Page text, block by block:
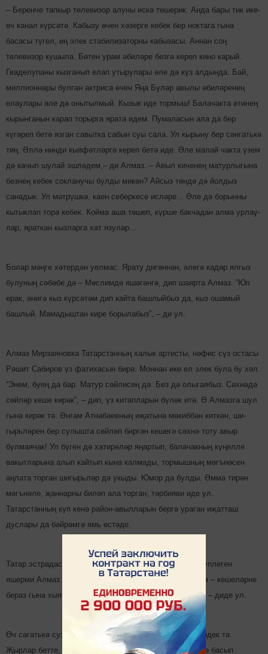
– Беренче тапкыр телевизор алуны искә төшерик. Анда бары тик ике-
өч канал күр­сәтә. Кабызу өчен хә­зер­ге кебек бер ноктага гына
басасы түгел, иң элек стабилизаторны кабызасы. Аннан соң
телевизор кушыла. Бөтен урам әбиләре безгә кереп кино карый.
Гваделупаны кызганып елап утырулары әле дә күз алдында. Бай,
миллионнары булган актриса өчен Яңа Бүләр авылы әбиләренең
елаулары әле дә онытылмый. Кызык иде тормыш! Балачакта әтинең
кырынганын карап торырга ярата идем. Пумаласын ала да бер
күгәреп бетә язган савытка сабын суы сала. Ул кырыну бер сәнгатькә
тиң. Әллә нинди кыяфәтләргә кереп бетә иде. Әле малай чакта үзем
дә качып шулай эшләдем,– ди Алмаз. – Авыл киченең матурлыгына
безнең кебек сокланучы булды микән? Айсыз төндә дә йолдыз
санадык. Ул мәтрүшкә, каен себеркесе исләре... Әле дә борынны
кытыклап тора кебек. Койма аша төшеп, күрше бакчадан алма ур­лау­
лар, яраткан кызларга хат язулар...
Болар мәңге хә­тер­дән уелмас. Ярату ди­гәннән, әлегә кадәр ялгыз
булуның сәбәбе дә – Мөс­лимдә яшә­гәнгә, дип шаярта Алмаз. ”Юл
ерак, әнигә кыз күр­сәтәм дип кайта башлыйбыз да, кыз ошамый
башлый. Мамадыштан кире борылабыз”, – ди ул.
Алмаз Мирзаяновка Та­тарстанның халык артис­ты, нәфис сүз остасы
Рәшит Сабиров үз фатихасын бирә. Моннан ике ел элек була бу хәл.
“Энем, буең да бар. Матур сөйлисең дә. Без дә олыгаябыз. Сәхнәдә
сөй­ләр кеше кирәк”, – дип, үз китап­ларын бүләк итә. Ә Алмазга шул
гына кирәк тә. Әнгам Атнабаевның иҗаты­на мөкиббән киткән, ши­
гырь­ләрен бер сулышта сөй­ләп биргән кешегә сәхнә тоту авыр
булмаячак! Ул бүген дә хатирәләр яңар­тып, балачакның күңел­ле
вакытларына алып кайтып кына калмады, тормыш­ның мәгъ­нәсен
аңлата торган ши­гырь­ләр дә укыды. Юмор да булды. Әмма тирән
мәгънә­ле, җаннарны биләп ала торган, тәрбияви иде ул.
Татарстанның күп кенә район-авылларын бер­гә ураган иҗатташ
дуслары да бәйрәмгә ямь өстәде.
Татар эстрадасы дигән зур корабта болай да җыр­чы күплеген
яшерми Алмаз. “Өч кәчтүмем, 9 җырым бар. Максатым – кешеләрне
бераз гына хыял диңгездә йөздерү. Безгә шул җит­ми”, – диде ул.
Өч сәгатькә сузылган тамашаның ничек узганын сизмәдек тә.
Җырлар бетте, шигырьләр сөйләнде. Тамашачы аягүрә басып